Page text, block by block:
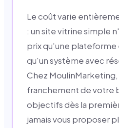
Le coût varie
: un site vitrine simple
prix qu'une
qu'un système avec
Chez
franchement de votre
objectifs dès la
jamais vous proposer